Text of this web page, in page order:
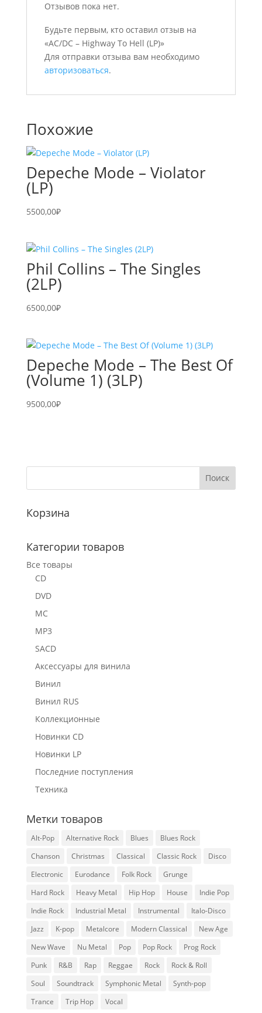
Отзывов пока нет.
Будьте первым, кто оставил отзыв на
«AC/DC – Highway To Hell (LP)»
Для отправки отзыва вам необходимо
авторизоваться.
Похожие
Depeche Mode – Violator
(LP)
5500,00₽
Phil Collins – The Singles
(2LP)
6500,00₽
Depeche Mode – The Best Of
(Volume 1) (3LP)
9500,00₽
Корзина
Категории товаров
Все товары
CD
DVD
MC
MP3
SACD
Аксессуары для винила
Винил
Винил RUS
Коллекционные
Новинки CD
Новинки LP
Последние поступления
Техника
Метки товаров
Alt-Pop Alternative Rock Blues
Blues Rock
Chanson
Christmas Classical Classic Rock
Disco
Electronic
Eurodance Folk Rock
Grunge
Hard Rock
Heavy Metal Hip Hop House
Indie Pop
Indie Rock
Industrial Metal Instrumental
Italo-Disco
Jazz
K-pop Metalcore Modern Classical
New Age
New Wave
Nu Metal Pop Pop Rock
Prog Rock
Punk
R&B Rap Reggae Rock
Rock & Roll
Soul
Soundtrack Symphonic Metal
Synth-pop
Trance
Trip Hop Vocal